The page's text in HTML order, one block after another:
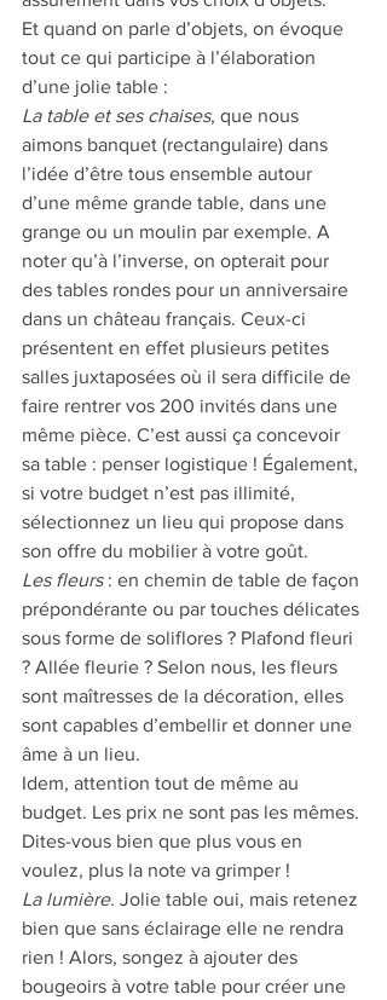
Et quand on parle d’objets, on évoque
tout ce qui participe à l’élaboration
d’une jolie table :
La table et ses chaises, que nous
aimons banquet (rectangulaire) dans
l’idée d’être tous ensemble autour
d’une même grande table, dans une
grange ou un moulin par exemple. A
noter qu’à l’inverse, on opterait pour
des tables rondes pour un anniversaire
dans un château français. Ceux-ci
présentent en effet plusieurs petites
salles juxtaposées où il sera difficile de
faire rentrer vos 200 invités dans une
même pièce. C’est aussi ça concevoir
sa table : penser logistique ! Également,
si votre budget n’est pas illimité,
sélectionnez un lieu qui propose dans
son offre du mobilier à votre goût.
Les fleurs : en chemin de table de façon
prépondérante ou par touches délicates
sous forme de soliflores ? Plafond fleuri
? Allée fleurie ? Selon nous, les fleurs
sont maîtresses de la décoration, elles
sont capables d’embellir et donner une
âme à un lieu.
Idem, attention tout de même au
budget. Les prix ne sont pas les mêmes.
Dites-vous bien que plus vous en
voulez, plus la note va grimper !
La lumière. Jolie table oui, mais retenez
bien que sans éclairage elle ne rendra
rien ! Alors, songez à ajouter des
bougeoirs à votre table pour créer une